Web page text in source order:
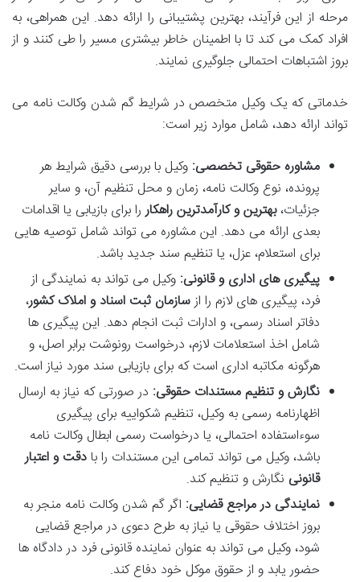
مرحله از این فرآیند، بهترین پشتیبانی را ارائه دهد. این همراهی، به
افراد کمک می کند تا با اطمینان خاطر بیشتری مسیر را طی کنند و از
بروز اشتباهات احتمالی جلوگیری نمایند.
خدماتی که یک وکیل متخصص در شرایط گم شدن وکالت نامه می
تواند ارائه دهد، شامل موارد زیر است:
مشاوره حقوقی تخصصی: وکیل با بررسی دقیق شرایط هر
پرونده، نوع وکالت نامه، زمان و محل تنظیم آن، و سایر
جزئیات،بهترین و کارآمدترین راهکاررا برای بازیابی یا اقدامات
بعدی ارائه می دهد. این مشاوره می تواند شامل توصیه هایی
برای استعلام، عزل، یا تنظیم سند جدید باشد.
پیگیری های اداری و قانونی: وکیل می تواند به نمایندگی از
فرد، پیگیری های لازم را ازسازمان ثبت اسناد و املاک کشور،
دفاتر اسناد رسمی، و ادارات ثبت انجام دهد. این پیگیری ها
شامل اخذ استعلامات لازم، درخواست رونوشت برابر اصل، و
هرگونه مکاتبه اداری است که برای بازیابی سند مورد نیاز است.
نگارش و تنظیم مستندات حقوقی: در صورتی که نیاز به ارسال
اظهارنامه رسمی به وکیل، تنظیم شکواییه برای پیگیری
سوءاستفاده احتمالی، یا درخواست رسمی ابطال وکالت نامه
باشد، وکیل می تواند تمامی این مستندات را بادقت و اعتبار
قانونی نگارش و تنظیم کند.
نمایندگی در مراجع قضایی: اگر گم شدن وکالت نامه منجر به
بروز اختلاف حقوقی یا نیاز به طرح دعوی در مراجع قضایی
شود، وکیل می تواند به عنوان نماینده قانونی فرد در دادگاه ها
حضور یابد و از حقوق موکل خود دفاع کند.